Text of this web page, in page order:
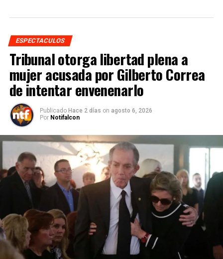
ESPECTACULOS
Tribunal otorga libertad plena a
mujer acusada por Gilberto Correa
de intentar envenenarlo
Publicado Hace 2 días on agosto 6, 2026
Por Notifalcon